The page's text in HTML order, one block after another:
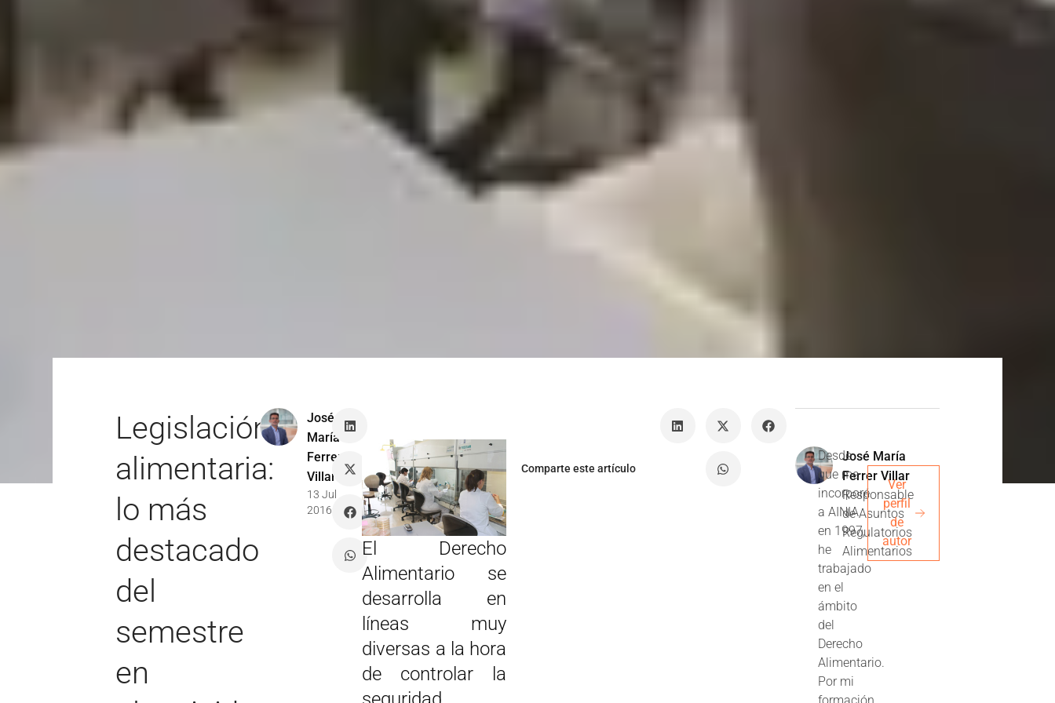
Legislación
alimentaria:
lo más
destacado
del
semestre
en
José
María
Ferrer
Villar
13 Jul
2016
El Derecho
Alimentario se
desarrolla en
líneas muy
diversas a la hora
de controlar la
Comparte este artículo
José María
Ferrer Villar
Responsable
de Asuntos
Regulatorios
Alimentarios
Desde
que me
incorporé
a AINIA
en 1997,
he
trabajado
en el
ámbito
del
Derecho
Alimentario.
Por mi
Ver
perfil
de
autor